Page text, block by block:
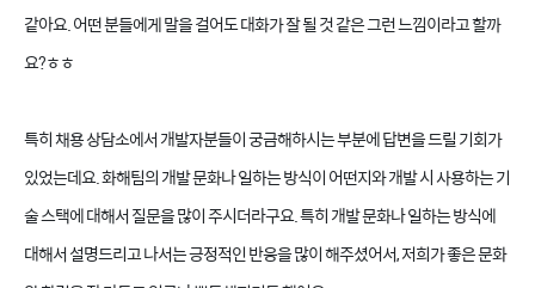
같아요. 어떤 분들에게 말을 걸어도 대화가 잘 될 것 같은 그런 느낌이라고 할까
요?ㅎㅎ
특히 채용 상담소에서 개발자분들이 궁금해하시는 부분에 답변을 드릴 기회가
있었는데요. 화해팀의 개발 문화나 일하는 방식이 어떤지와 개발 시 사용하는 기
술 스택에 대해서 질문을 많이 주시더라구요. 특히 개발 문화나 일하는 방식에
대해서 설명드리고 나서는 긍정적인 반응을 많이 해주셨어서, 저희가 좋은 문화